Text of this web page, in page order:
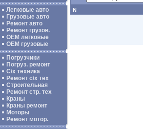
Легковые авто
Грузовые авто
Ремонт авто
Ремонт грузов.
ОЕМ легковые
OEM грузовые
Погрузчики
Погруз. ремонт
С/х техника
Ремонт с/х тех
Строительная
Ремонт стр. тех
Краны
Краны ремонт
Моторы
Ремонт мотор.
N